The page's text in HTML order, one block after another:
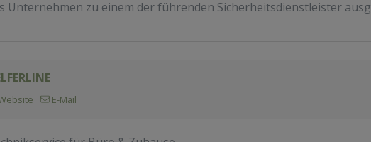
Unternehmen zu einem der führenden Sicherheitsdienstleister
E-Mail